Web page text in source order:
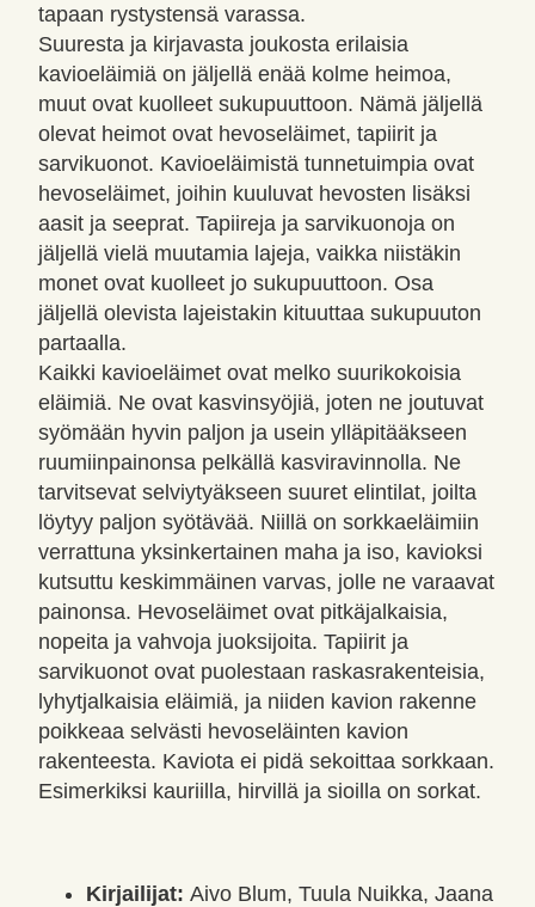
tapaan rystystensä varassa.
Suuresta ja kirjavasta joukosta erilaisia
kavioeläimiä on jäljellä enää kolme heimoa,
muut ovat kuolleet sukupuuttoon. Nämä jäljellä
olevat heimot ovat hevoseläimet, tapiirit ja
sarvikuonot. Kavioeläimistä tunnetuimpia ovat
hevoseläimet, joihin kuuluvat hevosten lisäksi
aasit ja seeprat. Tapiireja ja sarvikuonoja on
jäljellä vielä muutamia lajeja, vaikka niistäkin
monet ovat kuolleet jo sukupuuttoon. Osa
jäljellä olevista lajeistakin kituuttaa sukupuuton
partaalla.
Kaikki kavioeläimet ovat melko suurikokoisia
eläimiä. Ne ovat kasvinsyöjiä, joten ne joutuvat
syömään hyvin paljon ja usein ylläpitääkseen
ruumiinpainonsa pelkällä kasviravinnolla. Ne
tarvitsevat selviytyäkseen suuret elintilat, joilta
löytyy paljon syötävää. Niillä on sorkkaeläimiin
verrattuna yksinkertainen maha ja iso, kavioksi
kutsuttu keskimmäinen varvas, jolle ne varaavat
painonsa. Hevoseläimet ovat pitkäjalkaisia,
nopeita ja vahvoja juoksijoita. Tapiirit ja
sarvikuonot ovat puolestaan raskasrakenteisia,
lyhytjalkaisia eläimiä, ja niiden kavion rakenne
poikkeaa selvästi hevoseläinten kavion
rakenteesta. Kaviota ei pidä sekoittaa sorkkaan.
Esimerkiksi kauriilla, hirvillä ja sioilla on sorkat.
Kirjailijat: Aivo Blum, Tuula Nuikka, Jaana